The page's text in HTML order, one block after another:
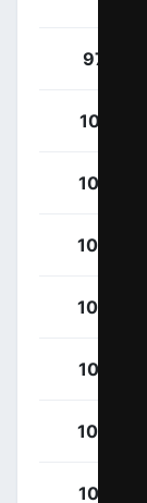
97
101
102
103
104
105
106
107